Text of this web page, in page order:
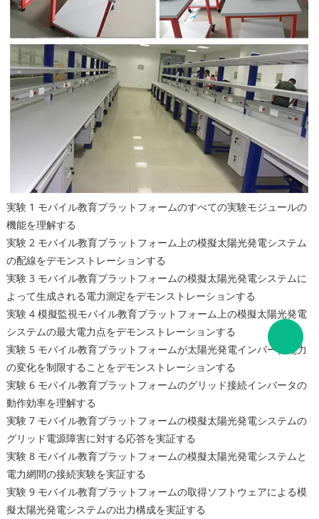
実験 1 モバイル教育プラットフォームのすべての実験モジュールの
機能を理解する
実験 2 モバイル教育プラットフォーム上の模擬太陽光発電システム
の配線をデモンストレーションする
実験 3 モバイル教育プラットフォームの模擬太陽光発電システムに
よって生成される電力測定をデモンストレーションする
実験 4 模擬監視モバイル教育プラットフォーム上の模擬太陽光発電
システムの最大電力点をデモンストレーションする
実験 5 モバイル教育プラットフォームが太陽光発電インバータ電力
の変化を制限することをデモンストレーションする
実験 6 モバイル教育プラットフォームのグリッド接続インバータの
動作効率を理解する
実験 7 モバイル教育プラットフォームの模擬太陽光発電システムの
グリッド電源障害に対する応答を実証する
実験 8 モバイル教育プラットフォームの模擬太陽光発電システムと
電力網間の接続実験を実証する
実験 9 モバイル教育プラットフォームの取得ソフトウェアによる模
擬太陽光発電システムの出力構成を実証する